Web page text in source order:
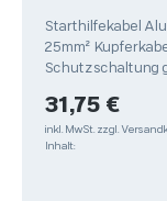
Starthilfekabel
25mm²
Schutzschaltung
Regulärer
31,75 €
inkl. MwSt. zzgl.
Inhalt: